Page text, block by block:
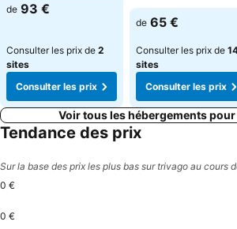
de 93 €
Consulter les prix de 2
sites
Consulter les prix
de 65 €
Consulter les prix de
sites
Consulter les prix
Voir tous les hébergements
Tendance des prix
Sur la base des prix les plus bas sur trivago au cours
0 €
0 €